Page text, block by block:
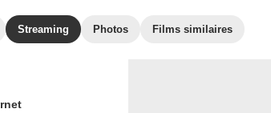
Streaming Photos Films similaires